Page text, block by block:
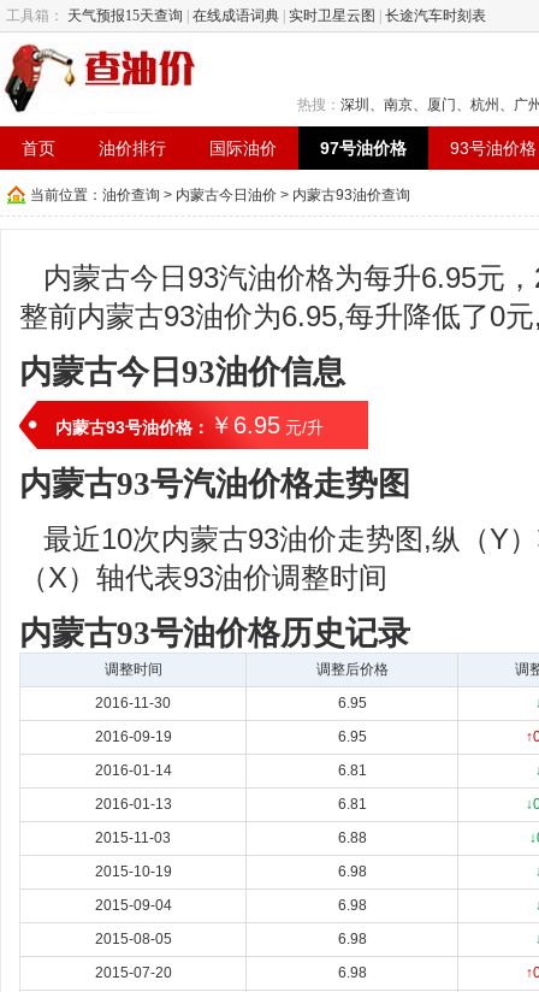
热搜： 深圳 、 南京、 厦门、 杭州 、 广
首页 油价排行 国际油价 97号油价格 93号油价格
工具箱： 天气预报15天查询 在线成语词典 实时卫星云图 长途汽车时刻表
当前位置： 油价查询 > 内蒙古今日油价 > 内蒙古93油价查询
内蒙古今日93汽油价格为每升6.95元
整前内蒙古93油价为6.95,每升降低了0
内蒙古今日93油价信息
内蒙古93号油价格： ￥6.95 元/升
内蒙古93号汽油价格走势图
最近10次内蒙古93油价走势图,纵（Y
（X）轴代表93油价调整时间
内蒙古93号油价格历史记录
调整时间 调整后价格
调
2016-11-30
6.95
2016-09-19
6.95
2016-01-14
6.81
2016-01-13
6.81
2015-11-03
6.88
2015-10-19
6.98
2015-09-04
6.98
2015-08-05
6.98
2015-07-20
6.98